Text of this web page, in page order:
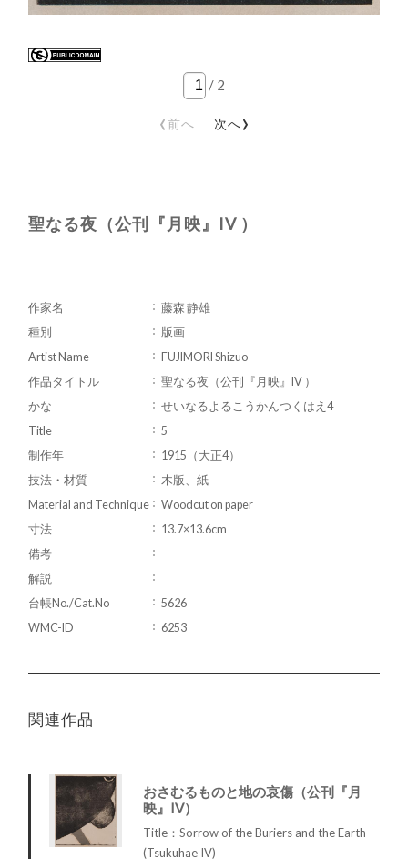
/ 2
‹前へ 次へ›
聖なる夜（公刊『月映』IV ）
作家名
藤森 静雄
種別
版画
Artist Name
FUJIMORI Shizuo
作品タイトル
聖なる夜（公刊『月映』IV ）
かな
せいなるよるこうかんつくはえ4
Title
5
制作年
1915（大正4）
技法・材質
木版、紙
Material and Technique
Woodcut on paper
寸法
13.7×13.6cm
備考
解説
台帳No./Cat.No
5626
WMC-ID
6253
関連作品
おさむるものと地の哀傷（公刊『月
映』IV）
Title：Sorrow of the Buriers and the Earth
(Tsukuhae IV)